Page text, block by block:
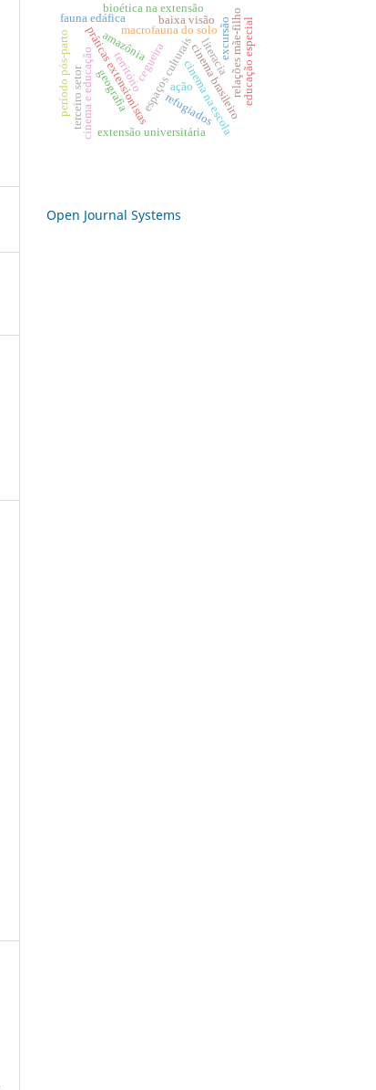
espaços culturais
práticas extensionistas
amazônia
macrofauna do solo
fauna edáfica
cinema e educação cinema na escola
cinema brasileiro
extensão universitária
terceiro setor território
bioética na extensão relações mãe-filho
período pós-parto refugiados
cegueira
baixa visão educação especial
literacia
ação
geografia
excursão
Open Journal Systems